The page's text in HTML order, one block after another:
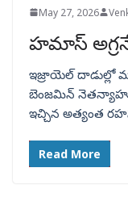
May 27, 2026
హమాస్
ఇజ్రాయెల్ దాడుల్లో
బెంజమిన్ నెతన్యాహు,
ఇచ్చిన అత్యంత
Read More